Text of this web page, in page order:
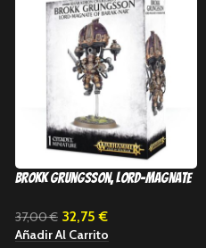
Brokk Grungsson, Lord-Magnate
37,00€ 32,75€
Añadir Al Carrito